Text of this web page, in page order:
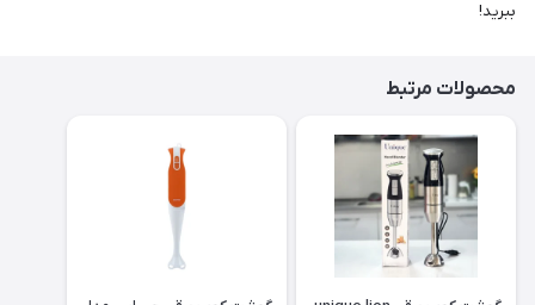
ببرید!
محصولات مرتبط